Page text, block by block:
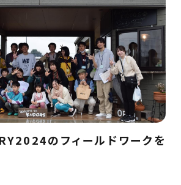
のフィールドワークを